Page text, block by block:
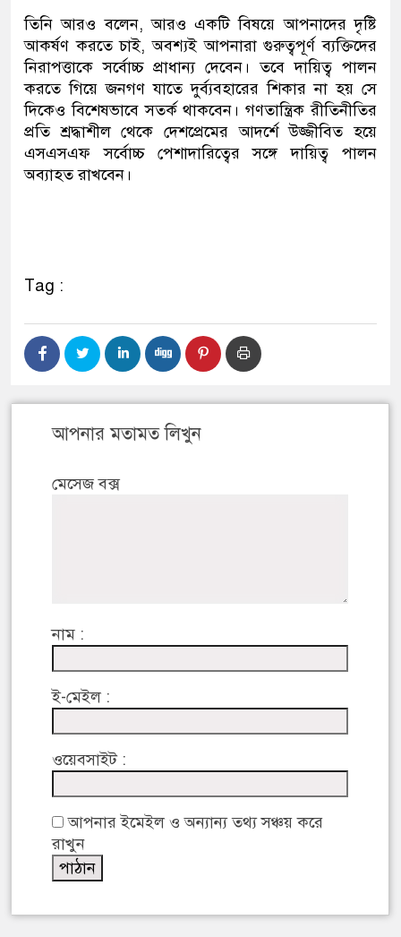
তিনি আরও বলেন, আরও একটি বিষয়ে আপনাদের দৃষ্টি
আকর্ষণ করতে চাই, অবশ্যই আপনারা গুরুত্বপূর্ণ ব্যক্তিদের
নিরাপত্তাকে সর্বোচ্চ প্রাধান্য দেবেন। তবে দায়িত্ব পালন
করতে গিয়ে জনগণ যাতে দুর্ব্যবহারের শিকার না হয় সে
দিকেও বিশেষভাবে সতর্ক থাকবেন। গণতান্ত্রিক রীতিনীতির
প্রতি শ্রদ্ধাশীল থেকে দেশপ্রেমের আদর্শে উজ্জীবিত হয়ে
এসএসএফ সর্বোচ্চ পেশাদারিত্বের সঙ্গে দায়িত্ব পালন
অব্যাহত রাখবেন।
Tag :
আপনার মতামত লিখুন
মেসেজ বক্স
নাম :
ই-মেইল :
ওয়েবসাইট :
আপনার ইমেইল ও অন্যান্য তথ্য সঞ্চয় করে
রাখুন